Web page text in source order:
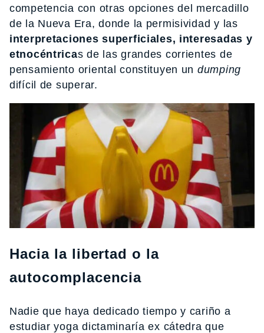
competencia con otras opciones del mercadillo
de la Nueva Era, donde la permisividad y las
interpretaciones superficiales, interesadas y
etnocéntricas de las grandes corrientes de
pensamiento oriental constituyen un dumping
difícil de superar.
Hacia la libertad o la
autocomplacencia
Nadie que haya dedicado tiempo y cariño a
estudiar yoga dictaminaría ex cátedra que